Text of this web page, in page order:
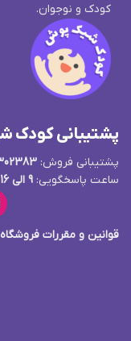
کودک و نوجوان.
پشتیبانی
پشتیبانی فروش:
ساعت پاسخگویی: 9 الی 16
قوانین و مقررات